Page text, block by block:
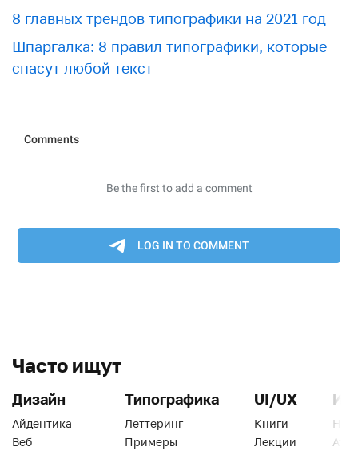
8 главных трендов типографики на 2021 год
Шпаргалка: 8 правил типографики, которые
спасут любой текст
Часто ищут
Дизайн
Айдентика
Веб
Типографика
Леттеринг
Примеры
UI/UX
Книги
Лекции